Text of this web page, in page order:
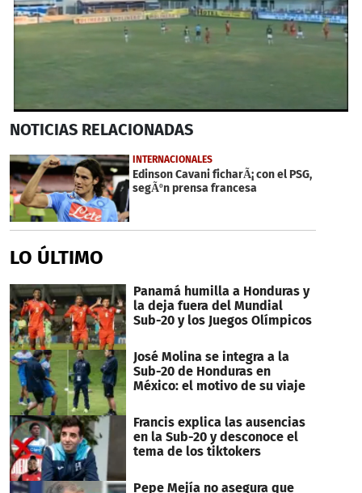
seconds
40
seconds
NOTICIAS RELACIONADAS
INTERNACIONALES
Edinson Cavani ficharÃ¡ con el PSG,
segÃºn prensa francesa
LO ÚLTIMO
Panamá humilla a Honduras y
la deja fuera del Mundial
Sub-20 y los Juegos Olímpicos
José Molina se integra a la
Sub-20 de Honduras en
México: el motivo de su viaje
Francis explica las ausencias
en la Sub-20 y desconoce el
tema de los tiktokers
Pepe Mejía no asegura que